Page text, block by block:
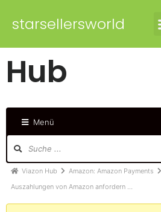
starsellersworld
Hub
Menü
Viazon Hub
Amazon: Amazon Payments
Auszahlungen von Amazon anfordern …